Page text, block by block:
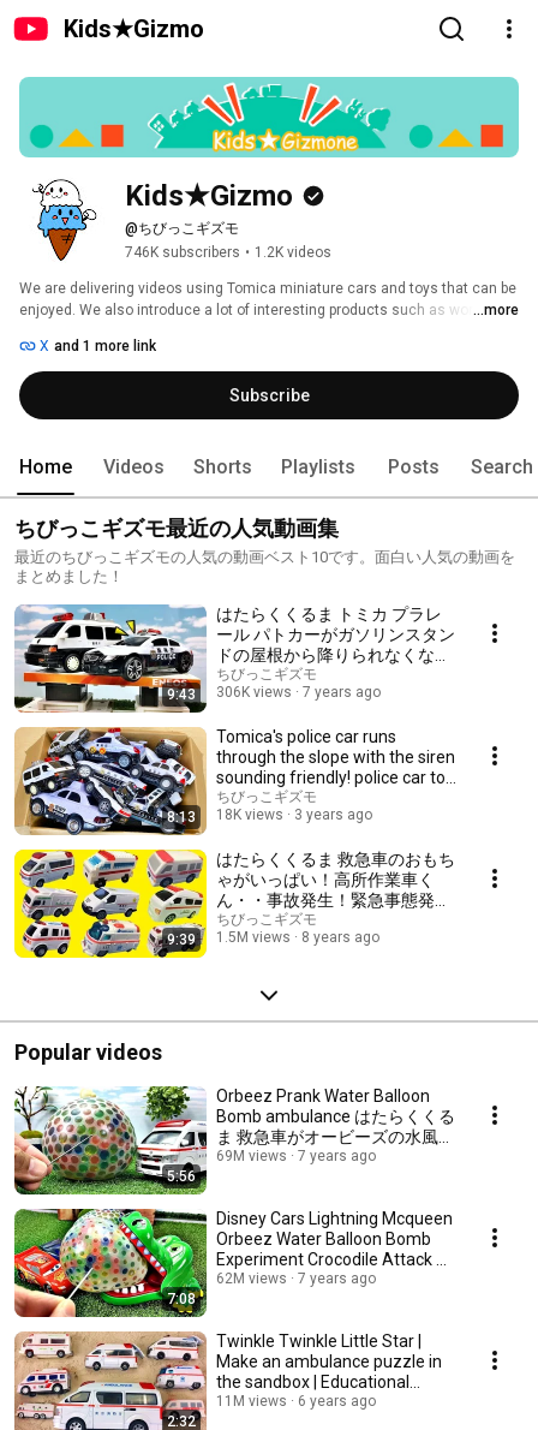
Kids★Gizmo
Kids★Gizmo
@ちびっこギズモ
746K subscribers • 1.2K videos
We are delivering videos using Tomica miniature cars and toys that can be
enjoyed. We also introduce a lot of interesting products such as working
gifts or gifts.
...more
X and 1 more link
Subscribe
Home Videos Shorts Playlists Posts Search
ちびっこギズモ最近の人気動画集
最近のちびっこギズモの人気の動画ベスト10です。面白い人気の動画を
まとめました！
9:43
はたらくくるま トミカ プラレ
ール パトカーがガソリンスタン
ドの屋根から降りられなくなっ
た！新幹線のドクターイエロー
達が助けるよ！Gizmone
ちびっこギズモ
306K views
7 years ago
8:13
Tomica's police car runs
through the slope with the siren
sounding friendly! police car toy
box
ちびっこギズモ
18K views
3 years ago
9:39
はたらくくるま 救急車のおもち
ゃがいっぱい！高所作業車く
ん・・事故発生！緊急事態発
生！サイレンを鳴らしながら緊
急車両のミニカーが集まる子供
ちびっこギズモ
1.5M views
8 years ago
Popular videos
5:56
Orbeez Prank Water Balloon
Bomb ambulance はたらくくる
ま 救急車がオービーズの水風船
爆弾を大爆発！子供向け
69M views 7 years ago
7:08
Disney Cars Lightning Mcqueen
Orbeez Water Balloon Bomb
Experiment Crocodile Attack オ
ービーズの水風船Gizmone
62M views 7 years ago
2:32
Twinkle Twinkle Little Star |
Make an ambulance puzzle in
the sandbox | Educational
Lullaby
11M views 6 years ago